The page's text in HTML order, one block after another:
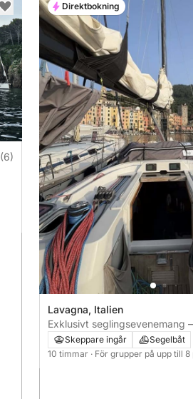
(6)
Lavagna, Italien
Exklusivt seglingsevenemang
och privat festupplevelse
Skeppare ingår
Segelbåt
10 timmar · För grupper på upp till
Direktbokning